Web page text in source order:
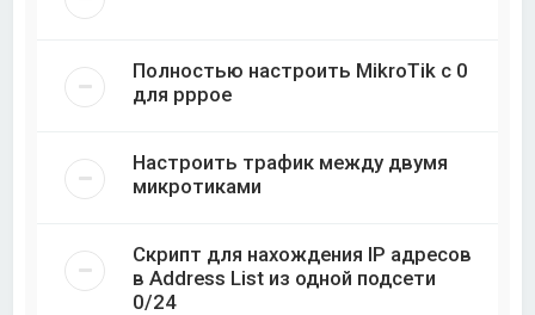
Полностью настроить MikroTik с 0
для pppoe
Настроить трафик между двумя
микротиками
Скрипт для нахождения IP адресов
в Address List из одной подсети
0/24